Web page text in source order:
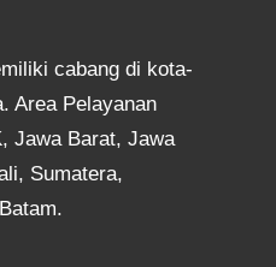
cabang di kota-
Area Pelayanan
Jawa Barat, Jawa
Sumatera,